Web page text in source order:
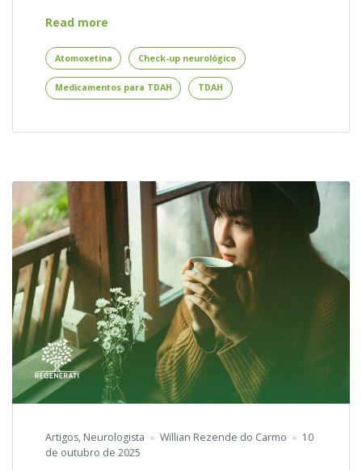
Read more
Novo
Medicamento
para
Atomoxetina Check-up neurológico
Medicamentos para TDAH TDAH
Artigos, Neurologista Willian Rezende do Carmo
10
de outubro de 2025